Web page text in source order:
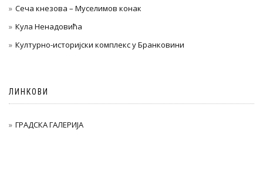
Сеча кнезова – Муселимов конак
Кула Ненадовића
Културно-историјски комплекс у Бранковини
ЛИНКОВИ
ГРАДСКА ГАЛЕРИЈА